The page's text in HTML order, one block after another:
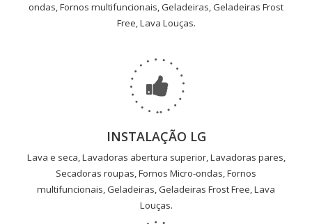
ondas, Fornos multifuncionais, Geladeiras, Geladeiras Frost
Free, Lava Louças.
INSTALAÇÃO LG
Lava e seca, Lavadoras abertura superior, Lavadoras pares,
Secadoras roupas, Fornos Micro-ondas, Fornos
multifuncionais, Geladeiras, Geladeiras Frost Free, Lava
Louças.